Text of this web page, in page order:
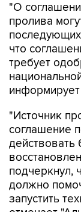
"О
пролива
что
требует
"Источник
соглашение
действовать
подчеркнул,
должно
запустить